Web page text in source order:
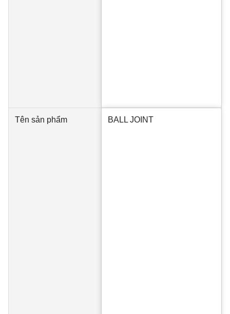
Tên sản phẩm BALL JOINT